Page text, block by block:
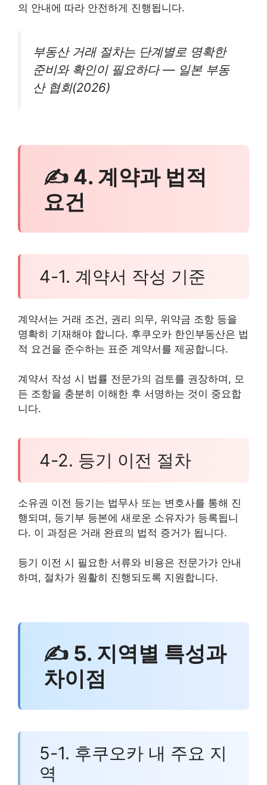
의 안내에 따라 안전하게 진행됩니다.
부동산 거래 절차는 단계별로 명확한
준비와 확인이 필요하다 — 일본 부동
산 협회(2026)
✍ 4. 계약과 법적
요건
4-1. 계약서 작성 기준
계약서는 거래 조건, 권리 의무, 위약금 조항 등을
명확히 기재해야 합니다. 후쿠오카 한인부동산은 법
적 요건을 준수하는 표준 계약서를 제공합니다.
계약서 작성 시 법률 전문가의 검토를 권장하며, 모
든 조항을 충분히 이해한 후 서명하는 것이 중요합
니다.
4-2. 등기 이전 절차
소유권 이전 등기는 법무사 또는 변호사를 통해 진
행되며, 등기부 등본에 새로운 소유자가 등록됩니
다. 이 과정은 거래 완료의 법적 증거가 됩니다.
등기 이전 시 필요한 서류와 비용은 전문가가 안내
하며, 절차가 원활히 진행되도록 지원합니다.
✍ 5. 지역별 특성과
차이점
5-1. 후쿠오카 내 주요 지
역